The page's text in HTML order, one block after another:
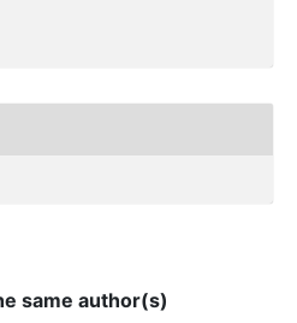
same author(s)